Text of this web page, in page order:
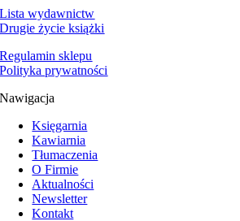
Lista wydawnictw
Drugie życie książki
Regulamin sklepu
Polityka prywatności
Nawigacja
Księgarnia
Kawiarnia
Tłumaczenia
O Firmie
Aktualności
Newsletter
Kontakt